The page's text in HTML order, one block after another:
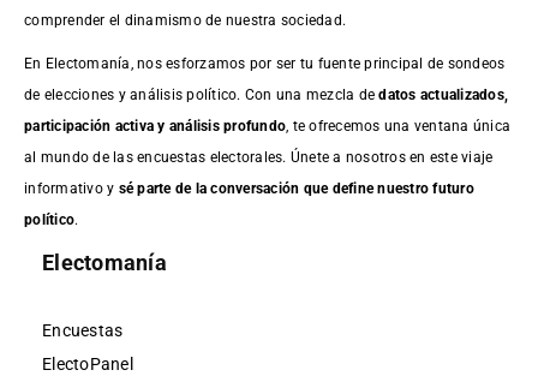
comprender el dinamismo de nuestra sociedad.
En Electomanía, nos esforzamos por ser tu fuente principal de sondeos
de elecciones y análisis político. Con una mezcla dedatos actualizados,
participación activa y análisis profundo, te ofrecemos una ventana única
al mundo de las encuestas electorales. Únete a nosotros en este viaje
informativo y sé parte de la conversación que define nuestro futuro
político.
Electomanía
Encuestas
ElectoPanel